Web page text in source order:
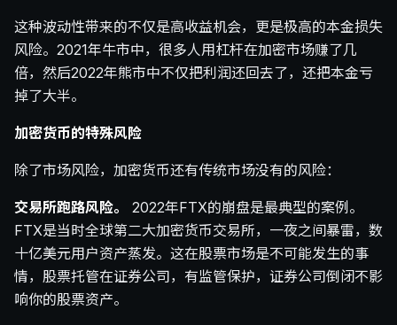
这种波动性带来的不仅是高收益机会，更是极高的本金损失
风险。2021年牛市中，很多人用杠杆在加密市场赚了几
倍，然后2022年熊市中不仅把利润还回去了，还把本金亏
掉了大半。
加密货币的特殊风险
除了市场风险，加密货币还有传统市场没有的风险：
交易所跑路风险。
2022年FTX的崩盘是最典型的案例。
FTX是当时全球第二大加密货币交易所，一夜之间暴雷，数
十亿美元用户资产蒸发。这在股票市场是不可能发生的事
情，股票托管在证券公司，有监管保护，证券公司倒闭不影
响你的股票资产。